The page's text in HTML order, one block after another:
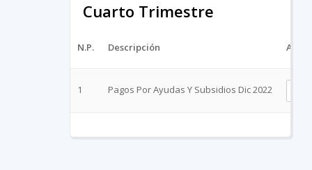
Cuarto Trimestre
N.P. Descripción
1 Pagos Por Ayudas Y Subsidios Dic 2022